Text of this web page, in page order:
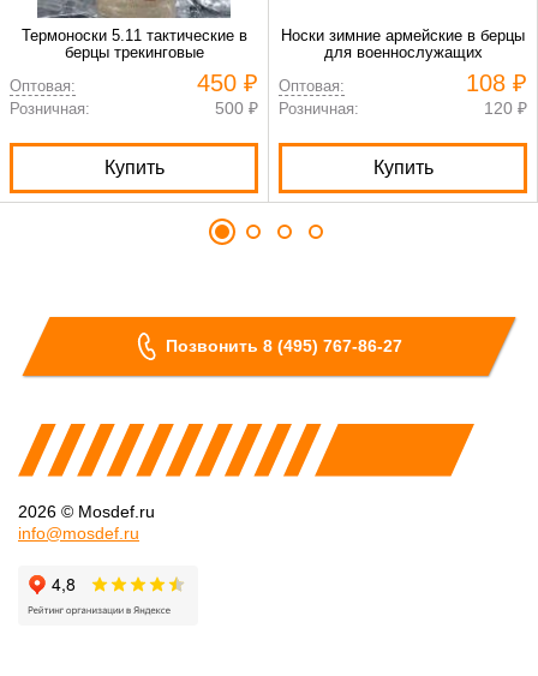
Термоноски 5.11 тактические в
берцы трекинговые
Оптовая:
450 ₽
Розничная: 500 ₽
Купить
Носки зимние армейские в берцы
для военнослужащих
Оптовая:
108 ₽
Розничная: 120 ₽
Купить
Позвонить 8 (495) 767-86-27
2026 © Mosdef.ru
info@mosdef.ru